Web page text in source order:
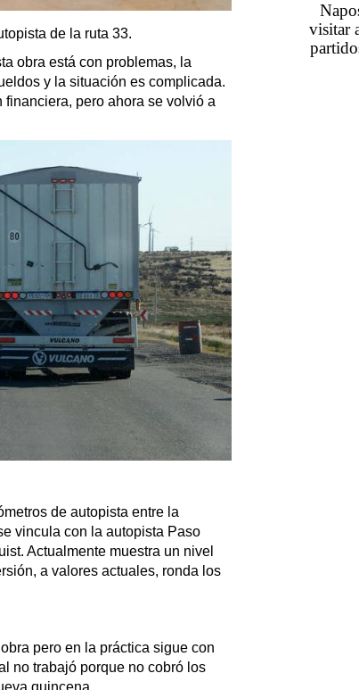
de la ruta 33.
obra está con problemas, la
y la situación es complicada.
pero ahora se volvió a
de autopista entre la
vincula con la autopista Paso
Actualmente muestra un nivel
a valores actuales, ronda los
pero en la práctica sigue con
no trabajó porque no cobró los
quincena.
visitar